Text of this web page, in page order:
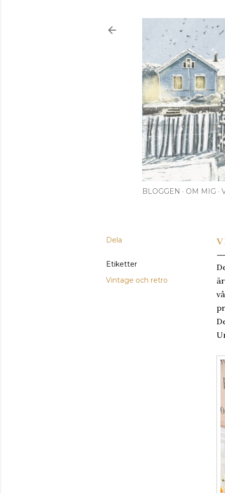
BLOGGEN OM MIG
Dela
Etiketter
Vintage och retro